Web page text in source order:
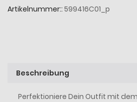
Artikelnummer: 599416C01_p
Beschreibung
Perfektioniere Dein Outfit mit